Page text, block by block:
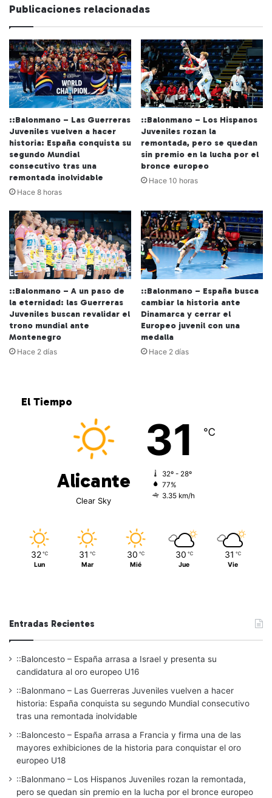
Publicaciones relacionadas
::Balonmano – Las Guerreras
Juveniles vuelven a hacer
historia: España conquista su
segundo Mundial
consecutivo tras una
remontada inolvidable
Hace 8 horas
::Balonmano – Los Hispanos
Juveniles rozan la
remontada, pero se quedan
sin premio en la lucha por el
bronce europeo
Hace 10 horas
::Balonmano – A un paso de
la eternidad: las Guerreras
Juveniles buscan revalidar el
trono mundial ante
Montenegro
Hace 2 días
::Balonmano – España busca
cambiar la historia ante
Dinamarca y cerrar el
Europeo juvenil con una
medalla
Hace 2 días
El Tiempo
Alicante
Clear Sky
31 ℃
32º - 28º
77%
3.35 km/h
32 ℃
Lun
31 ℃
Mar
30 ℃
Mié
30 ℃
Jue
31 ℃
Vie
Entradas Recientes
::Baloncesto – España arrasa a Israel y presenta su
candidatura al oro europeo U16
::Balonmano – Las Guerreras Juveniles vuelven a hacer
historia: España conquista su segundo Mundial consecutivo
tras una remontada inolvidable
::Baloncesto – España arrasa a Francia y firma una de las
mayores exhibiciones de la historia para conquistar el oro
europeo U18
::Balonmano – Los Hispanos Juveniles rozan la remontada,
pero se quedan sin premio en la lucha por el bronce europeo